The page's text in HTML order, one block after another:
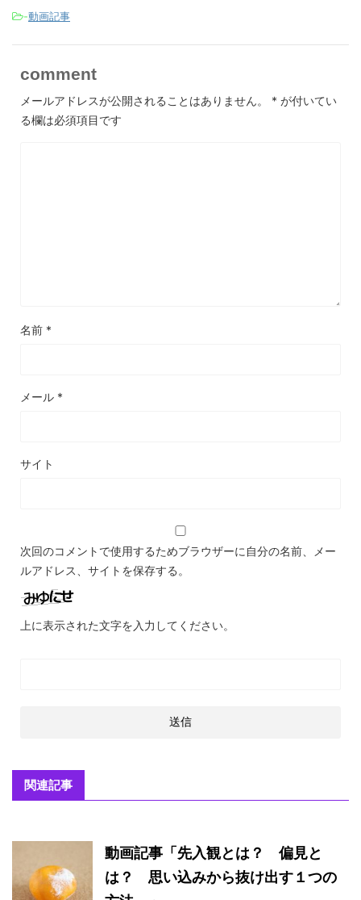
-動画記事
comment
メールアドレスが公開されることはありません。 * が付いてい
る欄は必須項目です
名前 *
メール *
サイト
次回のコメントで使用するためブラウザーに自分の名前、メー
ルアドレス、サイトを保存する。
上に表示された文字を入力してください。
関連記事
動画記事「先入観とは？ 偏見と
は？ 思い込みから抜け出す１つの